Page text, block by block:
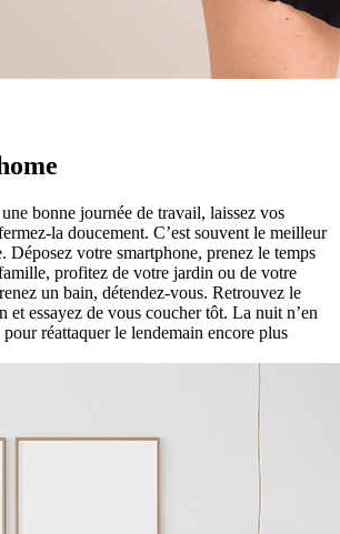
bonne journée de travail, laissez vos
la doucement. C’est souvent le meilleur
Déposez votre smartphone, prenez le temps
profitez de votre jardin ou de votre
un bain, détendez-vous. Retrouvez le
et essayez de vous coucher tôt. La nuit n’en
réattaquer le lendemain encore plus